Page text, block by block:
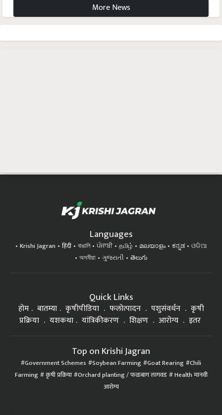
More News
Languages
Krishi Jagran हिंदी বাঙালি ਪੰਜਾਬੀ தமிழ் മലയാളം ಕನ್ನಡ
ଓଡିଆ
অসমীয়া
ગુજરાતી తెలుగు
Quick Links
होम बातम्या कृषीपीडिया फलोत्पादन पशुसंवर्धन
कृषी
प्रक्रिया
यशकथा यांत्रिकीकरण शिक्षण आरोग्य इतर
Top on Krishi Jagran
Government Schemes Soybean Farming Goat Rearing Chili
Farming कृषी प्रक्रिया Orchard planting / फळबाग लागवड Health मानवी
आरोग्य